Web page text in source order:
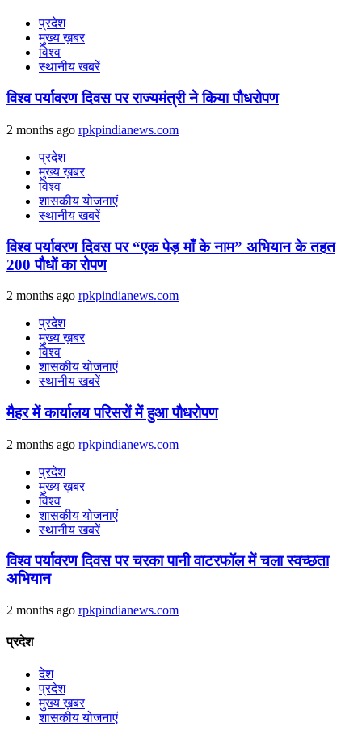
प्रदेश
मुख्य ख़बर
विश्व
स्थानीय खबरें
विश्व पर्यावरण दिवस पर राज्यमंत्री ने किया पौधरोपण
2 months ago rpkpindianews.com
प्रदेश
मुख्य ख़बर
विश्व
शासकीय योजनाएं
स्थानीय खबरें
विश्व पर्यावरण दिवस पर “एक पेड़ माँ के नाम” अभियान के तहत
200 पौधों का रोपण
2 months ago rpkpindianews.com
प्रदेश
मुख्य ख़बर
विश्व
शासकीय योजनाएं
स्थानीय खबरें
मैहर में कार्यालय परिसरों में हुआ पौधरोपण
2 months ago rpkpindianews.com
प्रदेश
मुख्य ख़बर
विश्व
शासकीय योजनाएं
स्थानीय खबरें
विश्व पर्यावरण दिवस पर चरका पानी वाटरफॉल में चला स्वच्छता
अभियान
2 months ago rpkpindianews.com
प्रदेश
देश
प्रदेश
मुख्य ख़बर
शासकीय योजनाएं